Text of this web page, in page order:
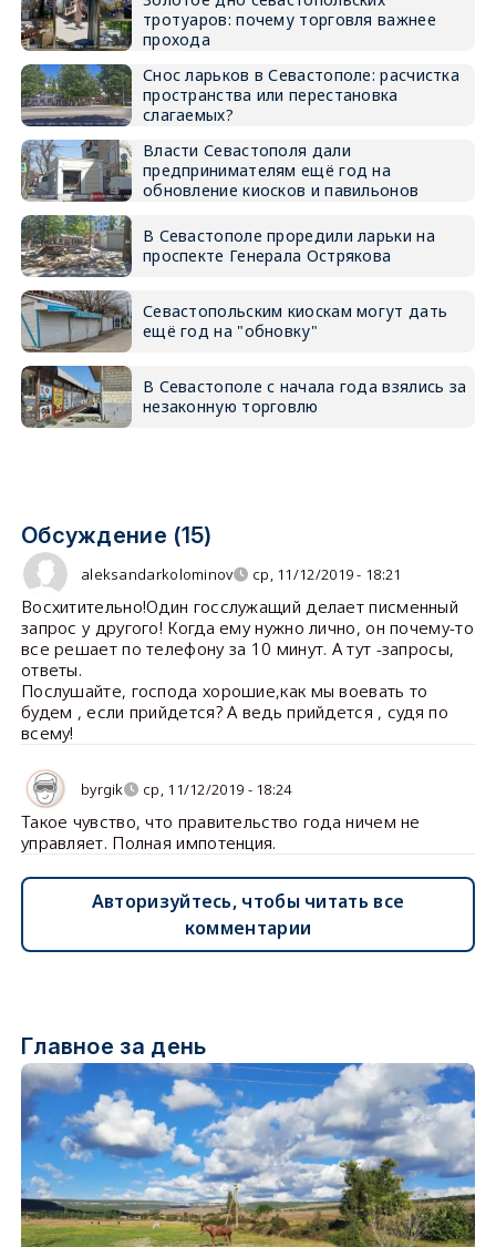
тротуаров: почему торговля важнее
прохода
Снос ларьков в Севастополе: расчистка
пространства или перестановка
слагаемых?
Власти Севастополя дали
предпринимателям ещё год на
обновление киосков и павильонов
В Севастополе проредили ларьки на
проспекте Генерала Острякова
Севастопольским киоскам могут дать
ещё год на "обновку"
В Севастополе с начала года взялись за
незаконную торговлю
Обсуждение (15)
aleksandarkolominov ср, 11/12/2019 - 18:21
Восхитительно!Один госслужащий делает писменный
запрос у другого! Когда ему нужно лично, он почему-то
все решает по телефону за 10 минут. А тут -запросы,
ответы.
Послушайте, господа хорошие,как мы воевать то
будем , если прийдется? А ведь прийдется , судя по
всему!
byrgik ср, 11/12/2019 - 18:24
Такое чувство, что правительство года ничем не
управляет. Полная импотенция.
Авторизуйтесь, чтобы читать все
комментарии
Главное за день